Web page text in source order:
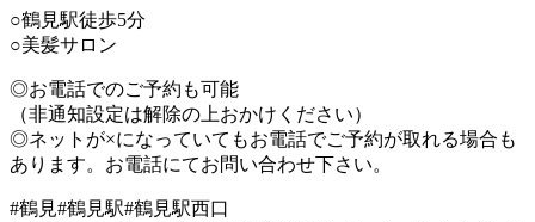
○鶴見駅徒歩5分
○美髪サロン
◎お電話でのご予約も可能
（非通知設定は解除の上おかけください）
◎ネットが×になっていてもお電話でご予約が取れる場合も
あります。お電話にてお問い合わせ下さい。
#鶴見#鶴見駅#鶴見駅西口